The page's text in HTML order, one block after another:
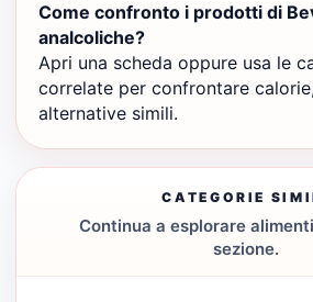
Come confronto i prodotti di
analcoliche?
Apri una scheda oppure usa le
correlate per confrontare
alternative simili.
CATEGORIE
Continua a esplorare
sezione.